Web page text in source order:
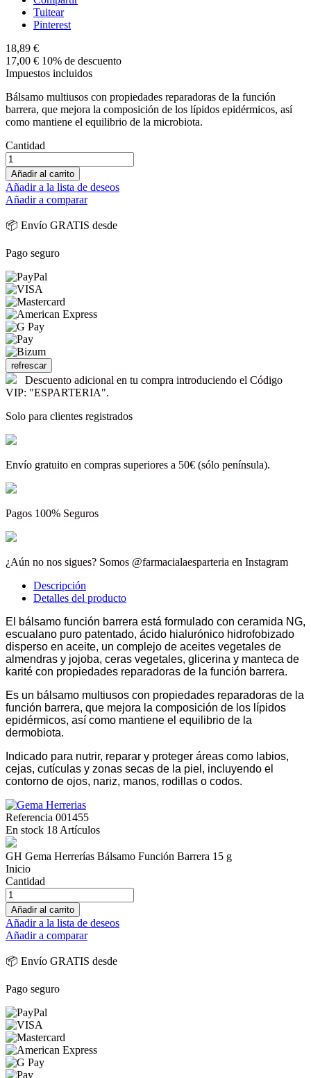
Tuitear
Pinterest
18,89 €
17,00 € 10% de descuento
Impuestos incluidos
Bálsamo multiusos con propiedades reparadoras de la función
barrera, que mejora la composición de los lípidos epidérmicos, así
como mantiene el equilibrio de la microbiota.
Cantidad
Añadir al carrito
Añadir a la lista de deseos
Añadir a comparar
📦 Envío GRATIS desde
Pago seguro
Descuento adicional en tu compra introduciendo el Código
VIP: "ESPARTERIA".
Solo para clientes registrados
Envío gratuito en compras superiores a 50€ (sólo península).
Pagos 100% Seguros
¿Aún no nos sigues? Somos @farmacialaesparteria en Instagram
Descripción
Detalles del producto
El bálsamo función barrera está formulado con ceramida NG,
escualano puro patentado, ácido hialurónico hidrofobizado
disperso en aceite, un complejo de aceites vegetales de
almendras y jojoba, ceras vegetales, glicerina y manteca de
karité con propiedades reparadoras de la función barrera.
Es un bálsamo multiusos con propiedades reparadoras de la
función barrera, que mejora la composición de los lípidos
epidérmicos, así como mantiene el equilibrio de la
dermobiota.
Indicado para nutrir, reparar y proteger áreas como labios,
cejas, cutículas y zonas secas de la piel, incluyendo el
contorno de ojos, nariz, manos, rodillas o codos.
Referencia 001455
En stock 18 Artículos
GH Gema Herrerías Bálsamo Función Barrera 15 g
Inicio
Cantidad
Añadir al carrito
Añadir a la lista de deseos
Añadir a comparar
📦 Envío GRATIS desde
Pago seguro